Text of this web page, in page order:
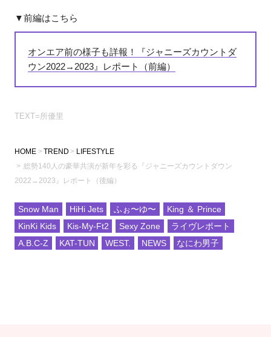
▼前編はこちら
オンエア前の様子も詳報！『ジャニーズカウントダ
ウン2022→2023』レポート（前編）
TEXT=所優里
HOME TREND
LIFESTYLE
総勢140人の豪華共演が新年を彩る『ジャニーズカウントダウン
2022→2023』レポート（後編）
Snow Man HiHi Jets ふぉ〜ゆ〜
King ＆ Prince
KinKi Kids
Kis-My-Ft2 Sexy Zone
ライヴレポート
A.B.C-Z
KAT-TUN WEST. NEWS なにわ男子